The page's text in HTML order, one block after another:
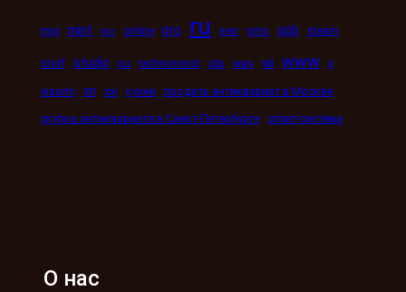
mig mint mir online pro ru seo sms spb steam
stolf studio su technorosst utp was wi www x
xiaomi xn xxi кухни
продать антиквариат в Москве
скупка антиквариата в Санкт-Петербурге сплит-система
О нас